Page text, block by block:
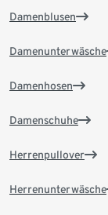
Damenblusen
Damenunterwäsche
Damenhosen
Damenschuhe
Herrenpullover
Herrenunterwäsche